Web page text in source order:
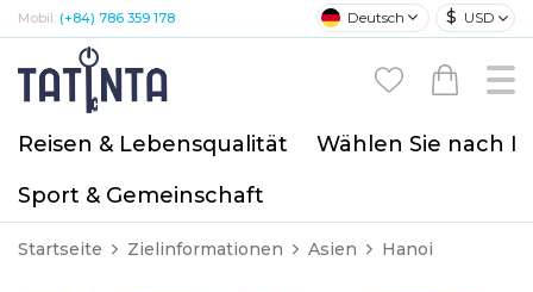
Mobil: (+84) 786 359 178 Deutsch $ USD
Reisen & Lebensqualität
Wählen Sie nach
Sport & Gemeinschaft
Startseite Zielinformationen Asien Hanoi